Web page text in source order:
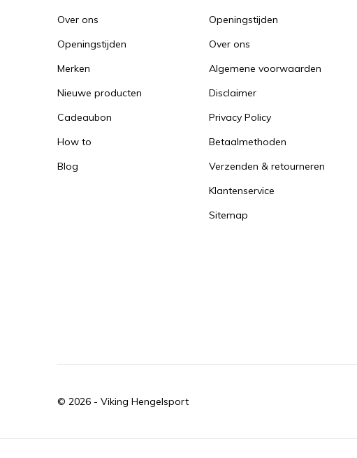
Over ons
Openingstijden
Merken
Nieuwe producten
Cadeaubon
How to
Blog
Openingstijden
Over ons
Algemene voorwaarden
Disclaimer
Privacy Policy
Betaalmethoden
Verzenden & retourneren
Klantenservice
Sitemap
© 2026 - Viking Hengelsport